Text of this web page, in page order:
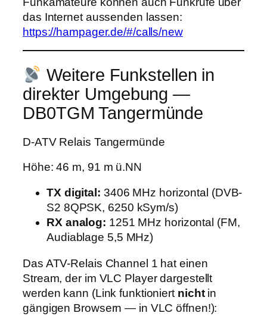
das Internet aussenden lassen:
https://hampager.de/#/calls/new
Weitere Funkstellen in
direkter Umgebung —
DB0TGM Tangermünde
D-ATV Relais Tangermünde
Höhe: 46 m, 91 m ü.NN
TX digital: 3406 MHz horizontal (DVB-
S2 8QPSK, 6250 kSym/s)
RX analog: 1251 MHz horizontal (FM,
Audiablage 5,5 MHz)
Das ATV-Relais Channel 1 hat einen
Stream, der im VLC Player dargestellt
werden kann (Link funktioniert nichtin
gängigen Browsern — in VLC öffnen!):